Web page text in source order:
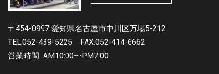
〒454-0997 愛知県名古屋市中川区万場5-212
TEL.052-439-5225
FAX.052-414-6662
営業時間 AM10:00〜PM7:00